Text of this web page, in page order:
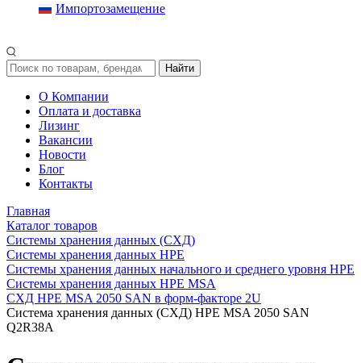
Импортозамещение
Найти
О Компании
Оплата и доставка
Лизинг
Вакансии
Новости
Блог
Контакты
Главная
Каталог товаров
Системы хранения данных (СХД)
Системы хранения данных HPE
Системы хранения данных начального и среднего уровня HPE
Системы хранения данных HPE MSA
СХД HPE MSA 2050 SAN в форм-факторе 2U
Система хранения данных (СХД) HPE MSA 2050 SAN
Q2R38A